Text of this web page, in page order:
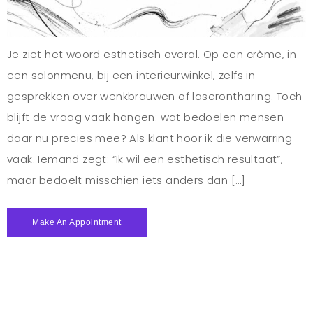
Je ziet het woord esthetisch overal. Op een crème, in
een salonmenu, bij een interieurwinkel, zelfs in
gesprekken over wenkbrauwen of laserontharing. Toch
blijft de vraag vaak hangen: wat bedoelen mensen
daar nu precies mee? Als klant hoor ik die verwarring
vaak. Iemand zegt: “Ik wil een esthetisch resultaat”,
maar bedoelt misschien iets anders dan […]
Make An Appointment